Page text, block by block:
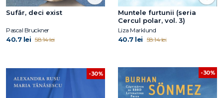
Sufăr, deci exist
Pascal Bruckner
40.7 lei 58.14 lei
Muntele furtunii (seria
Cercul polar, vol. 3)
Liza Marklund
40.7 lei 58.14 lei
-30% -30%